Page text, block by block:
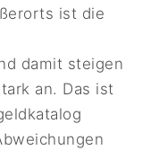
ist die
damit steigen
an. Das ist